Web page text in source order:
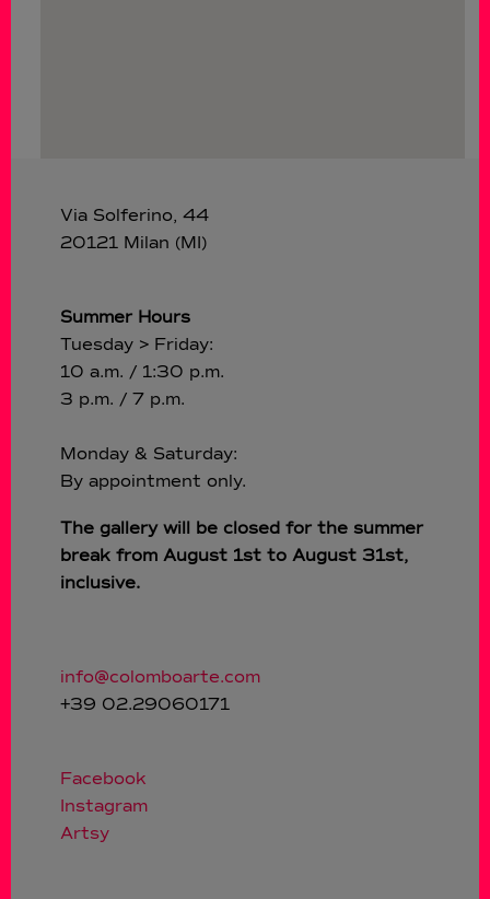
Via Solferino, 44
20121 Milan (MI)
Summer Hours
Tuesday > Friday:
10 a.m. / 1:30 p.m.
3 p.m. / 7 p.m.
Monday & Saturday:
By appointment only.
The gallery will be closed for the summer
break from August 1st to August 31st,
inclusive.
info@colomboarte.com
+39 02.29060171
Facebook
Instagram
Artsy